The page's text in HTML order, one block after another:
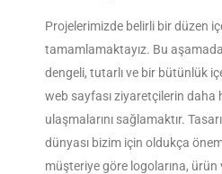
Projelerimizde belirli bir düzen
tamamlamaktayız. Bu
dengeli, tutarlı ve bir bütünlük
web sayfası ziyaretçilerin daha
ulaşmalarını sağlamaktır.
dünyası bizim için oldukça
müşteriye göre logolarına,